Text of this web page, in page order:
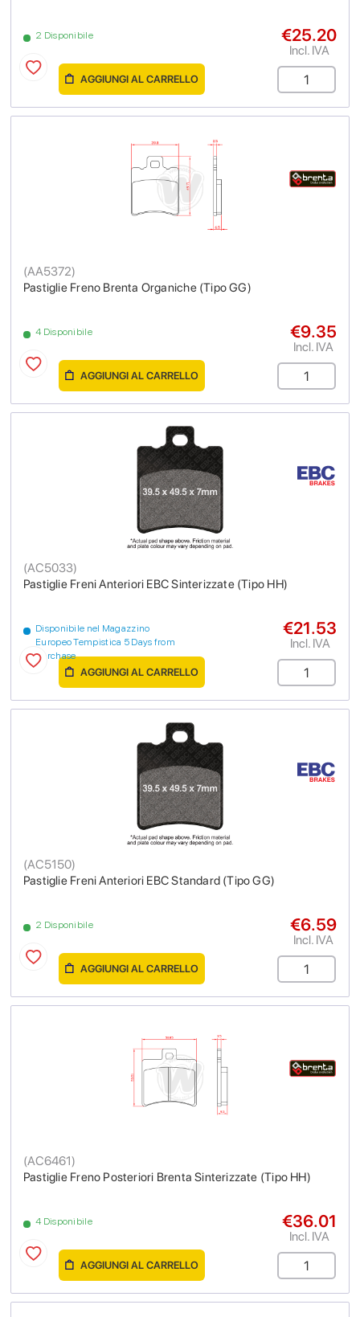
2 Disponibile €25.20
Incl. IVA
AGGIUNGI AL CARRELLO
Pastiglie Freno Brenta Organiche (Tipo GG)
(AA5372)
4 Disponibile €9.35
Incl. IVA
AGGIUNGI AL CARRELLO
Pastiglie Freni Anteriori EBC Sinterizzate (Tipo HH)
(AC5033)
Disponibile nel Magazzino
Europeo Tempistica 5 Days from
purchase
€21.53
Incl. IVA
AGGIUNGI AL CARRELLO
Pastiglie Freni Anteriori EBC Standard (Tipo GG)
(AC5150)
2 Disponibile €6.59
Incl. IVA
AGGIUNGI AL CARRELLO
Pastiglie Freno Posteriori Brenta Sinterizzate (Tipo HH)
(AC6461)
4 Disponibile €36.01
Incl. IVA
AGGIUNGI AL CARRELLO